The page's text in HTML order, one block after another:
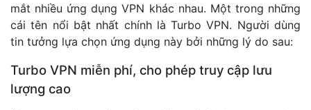
mắt nhiều ứng dụng VPN khác nhau. Một trong những
cái tên nổi bật nhất chính là Turbo VPN. Người dùng
tin tưởng lựa chọn ứng dụng này bởi những lý do sau:
Turbo VPN miễn phí, cho phép truy cập lưu
lượng cao